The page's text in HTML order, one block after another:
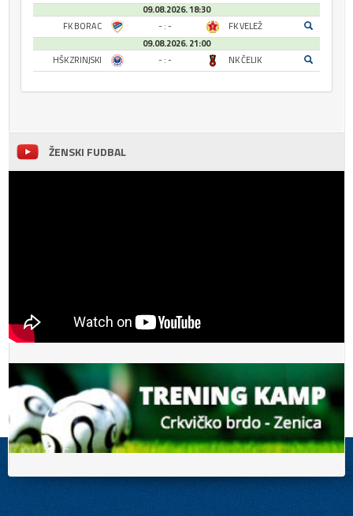
09.08.2026. 18:30
FK BORAC
- : -
FK VELEŽ
09.08.2026. 21:00
HŠK ZRINJSKI
- : - NK ČELIK
ŽENSKI FUDBAL